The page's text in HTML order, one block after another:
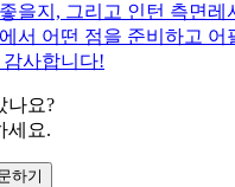
을지, 그리고 인턴 측면레
서 어떤 점을 준비하고 어
감사합니다!
나요?
세요.
하기